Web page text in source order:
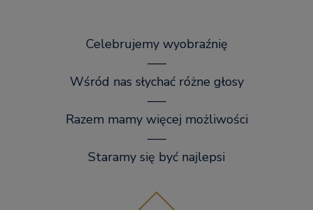
Celebrujemy wyobraźnię
–––
Wśród nas słychać różne głosy
–––
Razem mamy więcej możliwości
–––
Staramy się być najlepsi